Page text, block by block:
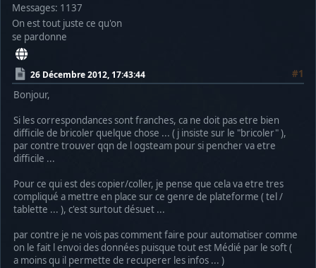
Messages: 1137
On est tout juste ce qu'on
se pardonne
26 Décembre 2012, 17:43:44
#1
Bonjour,
Si les correspondances sont franches, ca ne doit pas etre bien
difficile de bricoler quelque chose ... ( j insiste sur le "bricoler" ),
par contre trouver qqn de l ogsteam pour si pencher va etre
difficile ...
Pour ce qui est des copier/coller, je pense que cela va etre tres
compliqué a mettre en place sur ce genre de plateforme ( tel /
tablette ... ), c'est surtout désuet ...
par contre je ne vois pas comment faire pour automatiser comme
on le fait l envoi des données puisque tout est Médié par le soft (
a moins qu il permette de recuperer les infos ... )